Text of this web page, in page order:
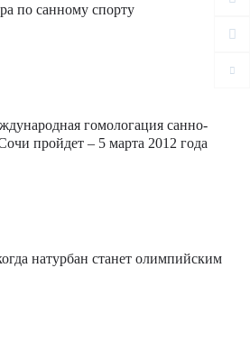
по санному спорту
гомологация санно-
пройдет – 5 марта 2012 года
натурбан станет олимпийским